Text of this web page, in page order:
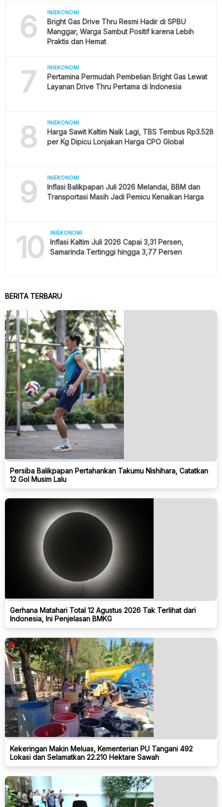
6 INIEKONOMI
Bright Gas Drive Thru Resmi Hadir di SPBU
Manggar, Warga Sambut Positif karena Lebih
Praktis dan Hemat
7 INIEKONOMI
Pertamina Permudah Pembelian Bright Gas Lewat
Layanan Drive Thru Pertama di Indonesia
8 INIEKONOMI
Harga Sawit Kaltim Naik Lagi, TBS Tembus Rp3.528
per Kg Dipicu Lonjakan Harga CPO Global
9 INIEKONOMI
Inflasi Balikpapan Juli 2026 Melandai, BBM dan
Transportasi Masih Jadi Pemicu Kenaikan Harga
10 INIEKONOMI
Inflasi Kaltim Juli 2026 Capai 3,31 Persen,
Samarinda Tertinggi hingga 3,77 Persen
BERITA TERBARU
Persiba Balikpapan Pertahankan Takumu Nishihara, Catatkan
12 Gol Musim Lalu
Gerhana Matahari Total 12 Agustus 2026 Tak Terlihat dari
Indonesia, Ini Penjelasan BMKG
Kekeringan Makin Meluas, Kementerian PU Tangani 492
Lokasi dan Selamatkan 22.210 Hektare Sawah